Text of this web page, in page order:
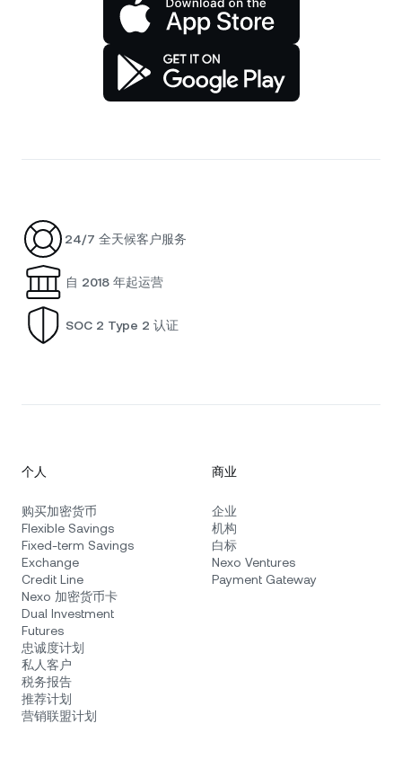
24/7 全天候客户服务
自 2018 年起运营
SOC 2 Type 2 认证
个人
购买加密货币
Flexible Savings
Fixed-term Savings
Exchange
Credit Line
Nexo 加密货币卡
Dual Investment
Futures
忠诚度计划
私人客户
税务报告
推荐计划
营销联盟计划
商业
企业
机构
白标
Nexo Ventures
Payment Gateway